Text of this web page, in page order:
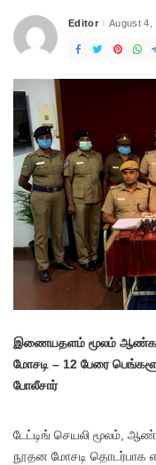
Posted
Editor August 4,
இணையதளம் மூலம்
மோசடி – 12 பேரை
போலீசார்
டேட்டிங் செயலி மூலம்,
நூதன மோசடி தொடர்பாக